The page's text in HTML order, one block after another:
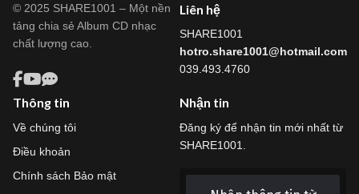
© 2025 SHARE1001 – Một nền
tảng chia sẻ Album CD nhạc
chất lượng cao.
Liên hệ
SHARE1001
hotro.share1001@hotmail.com
039.493.4760
Thông tin
Về chúng tôi
Điều khoản
Chính sách Bảo mật
Nhận tin
Đăng ký để nhận tin mới nhất từ
SHARE1001.